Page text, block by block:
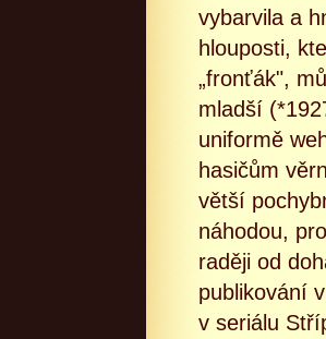
vybarvila a
hlouposti,
„fronťák",
mladší
uniformě
hasičům
větší
náhodou,
raději od
publikování
v seriálu